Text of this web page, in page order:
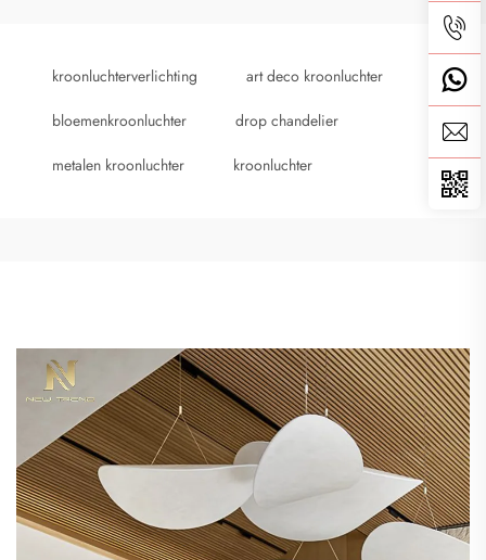
kroonluchterverlichting art deco kroonluchter
bloemenkroonluchter drop chandelier
metalen kroonluchter kroonluchter